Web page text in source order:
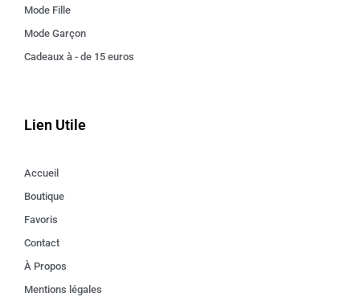
Mode Fille
Mode Garçon
Cadeaux à - de 15 euros
Lien Utile
Accueil
Boutique
Favoris
Contact
À Propos
Mentions légales